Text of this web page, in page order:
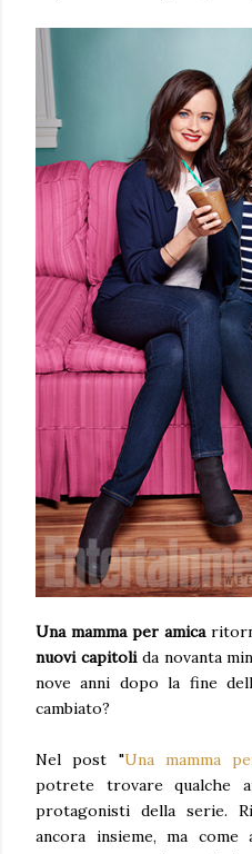
Una mamma per amica
nuovi capitolida novanta
nove anni dopo la fine
cambiato?
Nel post "Una mamma
potrete trovare qualche
protagonisti della serie.
ancora insieme, ma